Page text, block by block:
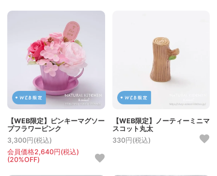
【WEB限定】ピンキーマグソー
プフラワーピンク
3,300円(税込)
会員価格2,640円(税込)
(20%OFF)
【WEB限定】ノーティーミニマ
スコット丸太
330円(税込)